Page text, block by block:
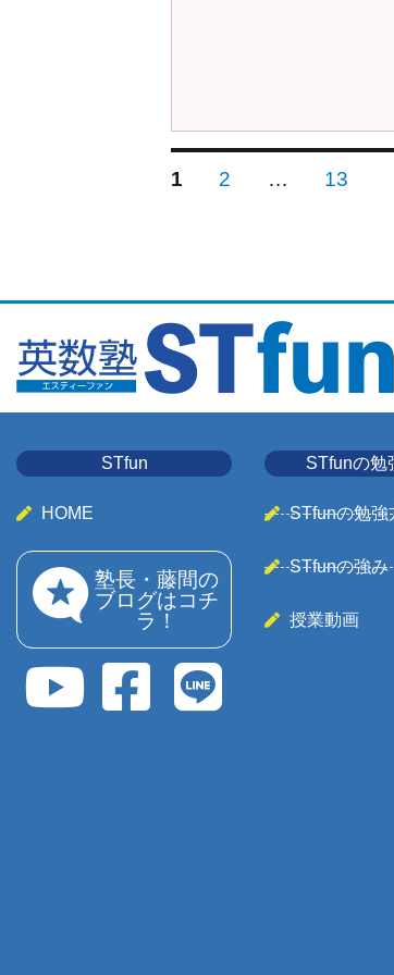
1 2 …
13
STfun
HOME
塾長・藤間の
ブログはコチ
ラ！
STfunの勉
STfunの勉強
STfunの強み
授業動画